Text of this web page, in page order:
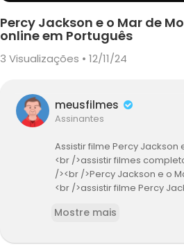
Percy Jackson e o Mar de
online em Português
3 Visualizações • 12/11/24
meusfilmes
Assinantes
Assistir filme Percy
<br />assistir filmes
/><br />Percy Jackson e o
<br />assistir filme Percy
Jackson e o Mar de
e Monstros filme download
Mostre mais